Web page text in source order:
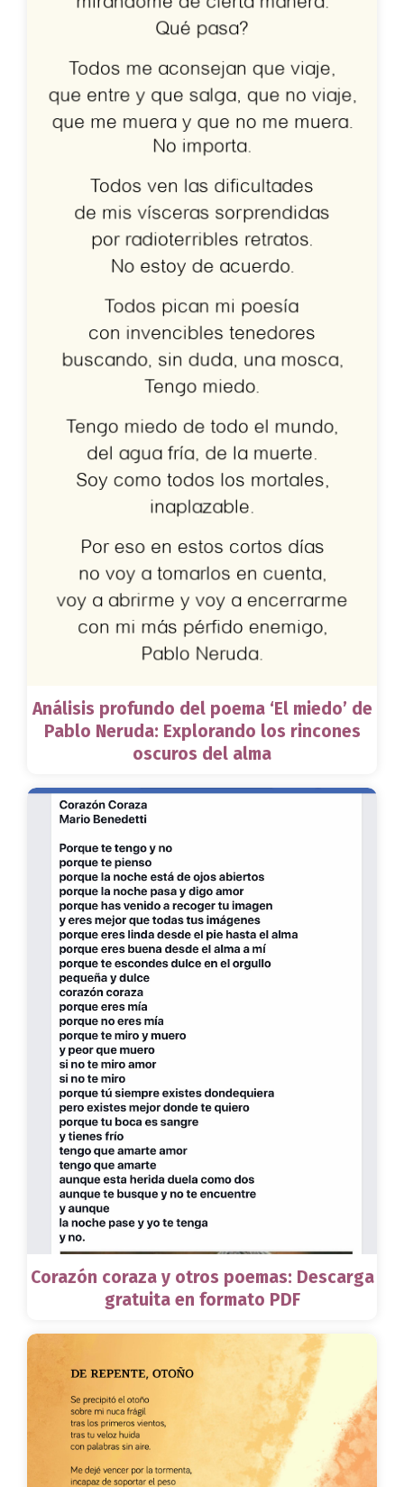
Análisis profundo del poema ‘El miedo’ de
Pablo Neruda: Explorando los rincones
oscuros del alma
Corazón coraza y otros poemas: Descarga
gratuita en formato PDF